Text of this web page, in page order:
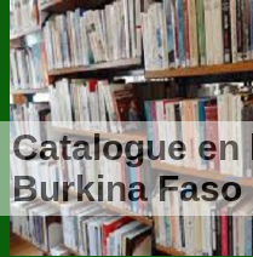
Catalogue
Burkina Faso